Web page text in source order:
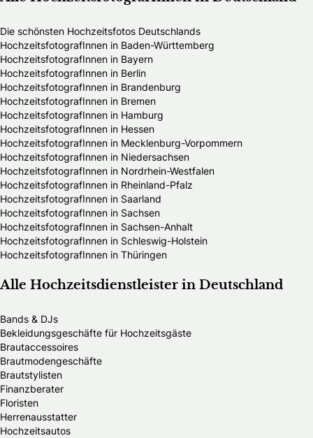
Die schönsten Hochzeitsfotos Deutschlands
HochzeitsfotografInnen in Baden-Württemberg
HochzeitsfotografInnen in Bayern
HochzeitsfotografInnen in Berlin
HochzeitsfotografInnen in Brandenburg
HochzeitsfotografInnen in Bremen
HochzeitsfotografInnen in Hamburg
HochzeitsfotografInnen in Hessen
HochzeitsfotografInnen in Mecklenburg-Vorpommern
HochzeitsfotografInnen in Niedersachsen
HochzeitsfotografInnen in Nordrhein-Westfalen
HochzeitsfotografInnen in Rheinland-Pfalz
HochzeitsfotografInnen in Saarland
HochzeitsfotografInnen in Sachsen
HochzeitsfotografInnen in Sachsen-Anhalt
HochzeitsfotografInnen in Schleswig-Holstein
HochzeitsfotografInnen in Thüringen
Alle Hochzeitsdienstleister in Deutschland
Bands & DJs
Bekleidungsgeschäfte für Hochzeitsgäste
Brautaccessoires
Brautmodengeschäfte
Brautstylisten
Finanzberater
Floristen
Herrenausstatter
Hochzeitsautos